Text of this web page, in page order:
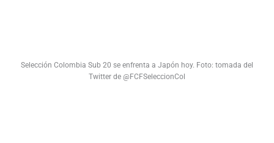
Selección Colombia Sub 20 se enfrenta a Japón hoy. Foto: tomada del
Twitter de @FCFSeleccionCol